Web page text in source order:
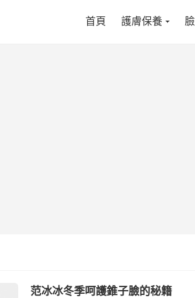
首頁 護膚保養
范冰冰冬季呵護錐子臉的秘籍